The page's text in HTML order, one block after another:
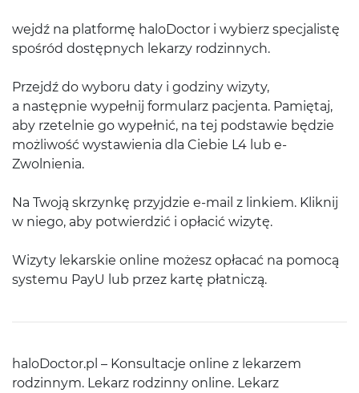
wejdź na platformę haloDoctor i wybierz specjalistę
spośród dostępnych lekarzy rodzinnych.
Przejdź do wyboru daty i godziny wizyty,
a następnie wypełnij formularz pacjenta. Pamiętaj,
aby rzetelnie go wypełnić, na tej podstawie będzie
możliwość wystawienia dla Ciebie L4 lub e-
Zwolnienia.
Na Twoją skrzynkę przyjdzie e-mail z linkiem. Kliknij
w niego, aby potwierdzić i opłacić wizytę.
Wizyty lekarskie online możesz opłacać na pomocą
systemu PayU lub przez kartę płatniczą.
haloDoctor.pl – Konsultacje online z lekarzem
rodzinnym. Lekarz rodzinny online. Lekarz